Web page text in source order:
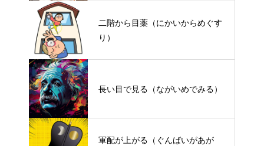
二階から目薬（にかいからめぐす
り）
長い目で見る（ながいめでみる）
軍配が上がる（ぐんばいがあが